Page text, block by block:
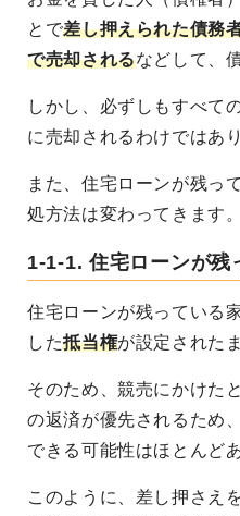
とで差し押えられた債務
で売却されるなどして、
しかし、必ずしもすべて
に売却されるわけではあ
また、住宅ローンが残っ
処方法は変わってきます。
1-1-1. 住宅ローンが残
住宅ローンが残っている
した抵当権が設定された
そのため、競売にかけた
の返済が優先されるため
できる可能性はほとんど
このように、差し押さえ